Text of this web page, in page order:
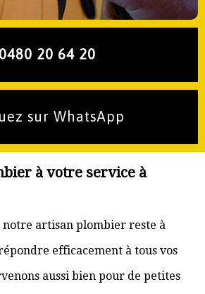
0480 20 64 20
sur WhatsApp
à votre service à
artisan plombier reste à
efficacement à tous vos
aussi bien pour de petites